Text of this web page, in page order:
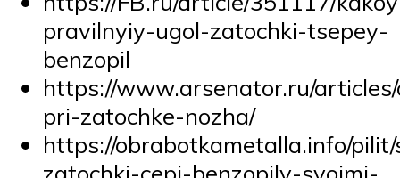
pravilnyiy-ugol-zatochki-tsepey-
benzopil
https://www.arsenator.ru/
pri-zatochke-nozha/
https://obrabotkametalla.info/